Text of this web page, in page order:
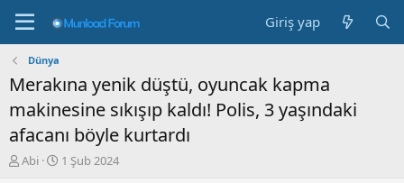
Giriş yap
Dünya
Merakına yenik düştü, oyuncak kapma
makinesine sıkışıp kaldı! Polis, 3 yaşındaki
afacanı böyle kurtardı
K
Abi
B1 Şub 2024